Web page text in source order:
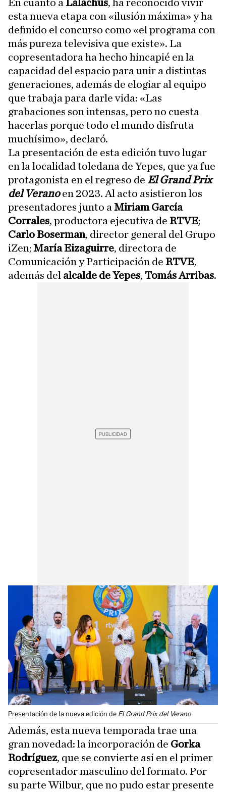
En cuanto a Lalachus, ha reconocido vivir
esta nueva etapa con «ilusión máxima» y ha
definido el concurso como «el programa con
más pureza televisiva que existe». La
copresentadora ha hecho hincapié en la
capacidad del espacio para unir a distintas
generaciones, además de elogiar al equipo
que trabaja para darle vida: «Las
grabaciones son intensas, pero no cuesta
hacerlas porque todo el mundo disfruta
muchísimo», declaró.
La presentación de esta edición tuvo lugar
en la localidad toledana de Yepes, que ya fue
protagonista en el regreso de El Grand Prix
del Veranoen 2023. Al acto asistieron los
presentadores junto a Miriam García
Corrales, productora ejecutiva de RTVE;
Carlo Boserman, director general del Grupo
iZen; María Eizaguirre, directora de
Comunicación y Participación de RTVE,
además del alcalde de Yepes, Tomás Arribas.
Presentación de la nueva edición de El Grand Prix del Verano
Además, esta nueva temporada trae una
gran novedad: la incorporación de Gorka
Rodríguez, que se convierte así en el primer
copresentador masculino del formato. Por
su parte Wilbur, que no pudo estar presente